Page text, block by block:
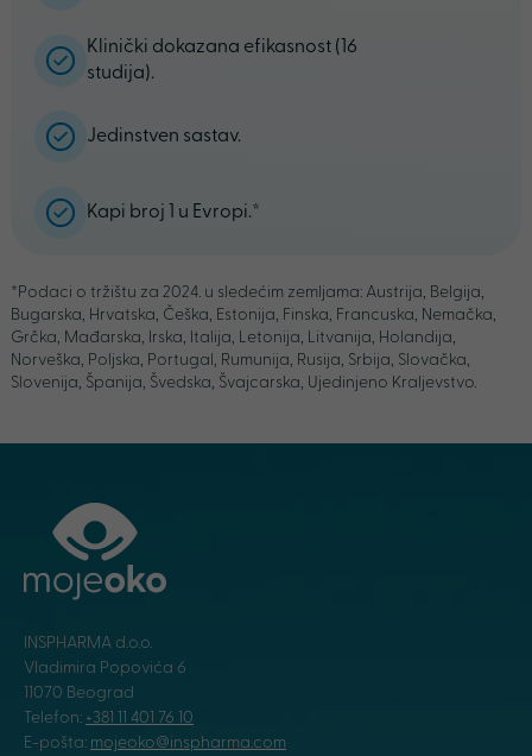
Klinički dokazana efikasnost (16
studija).
Jedinstven sastav.
Kapi broj 1 u Evropi.*
*Podaci o tržištu za 2024. u sledećim zemljama: Austrija, Belgija,
Bugarska, Hrvatska, Češka, Estonija, Finska, Francuska, Nemačka,
Grčka, Mađarska, Irska, Italija, Letonija, Litvanija, Holandija,
Norveška, Poljska, Portugal, Rumunija, Rusija, Srbija, Slovačka,
Slovenija, Španija, Švedska, Švajcarska, Ujedinjeno Kraljevstvo.
INSPHARMA d.o.o.
Vladimira Popovića 6
11070 Beograd
Telefon: +381 11 401 76 10
E-pošta: mojeoko@inspharma.com